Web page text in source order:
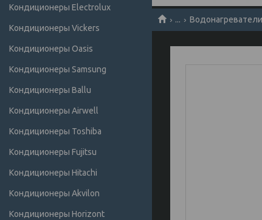
...
Кондиционеры Electrolux
Кондиционеры Vickers
Кондиционеры Oasis
Кондиционеры Samsung
Кондиционеры Ballu
Кондиционеры Airwell
Кондиционеры Toshiba
Кондиционеры Fujitsu
Кондиционеры Hitachi
Кондиционеры Akvilon
Кондиционеры Horizont